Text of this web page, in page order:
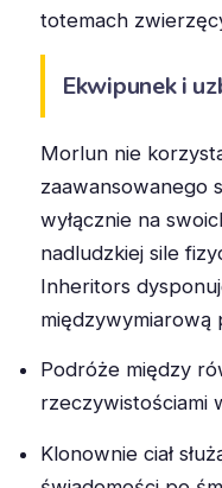
totemach
Ekwipunek i
Morlun nie
zaawansowanego
wyłącznie na
nadludzkiej sile
Inheritors
międzywymiarową
Podróże między
rzeczywistościami
Klonownie ciał